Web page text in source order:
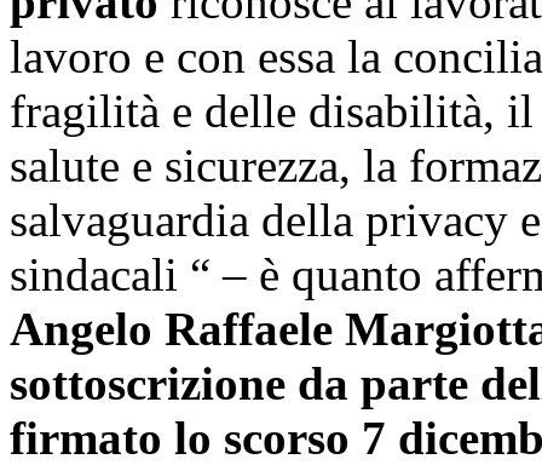
lavoro e con essa la
fragilità e delle disabilità,
salute e sicurezza, la
salvaguardia della privacy
sindacali “ – è quanto
Angelo Raffaele
sottoscrizione da parte
firmato lo scorso 7